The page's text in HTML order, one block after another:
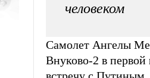
человеком
Самолет Ангелы
Внуково-2 в первой